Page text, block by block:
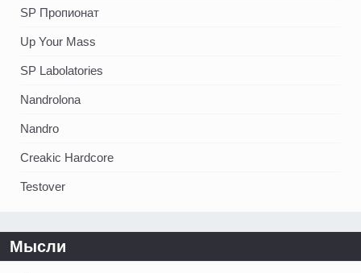
SP Пропионат
Up Your Mass
SP Labolatories
Nandrolona
Nandro
Creakic Hardcore
Testover
Мысли